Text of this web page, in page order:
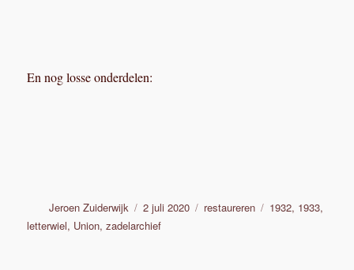
En nog losse onderdelen:
Auteur
Jeroen Zuiderwijk
Geplaatst
op
2 juli 2020 Categorieën
restaureren Tags
1932, 1933,
letterwiel, Union,zadelarchief